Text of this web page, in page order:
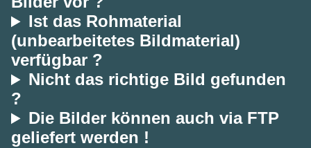
Ist das Rohmaterial
(unbearbeitetes Bildmaterial)
verfügbar ?
Nicht das richtige Bild gefunden
?
Die Bilder können auch via FTP
geliefert werden !